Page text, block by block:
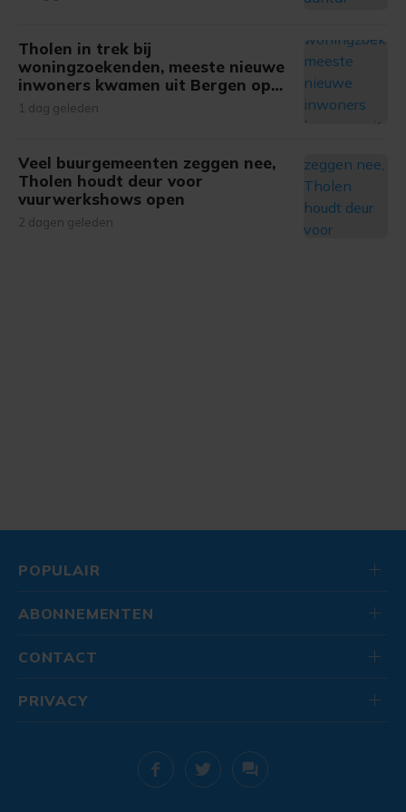
Tholen in trek bij
woningzoekenden, meeste nieuwe
inwoners kwamen uit Bergen op
Zoom
1 dag geleden
Veel buurgemeenten zeggen nee,
Tholen houdt deur voor
vuurwerkshows open
2 dagen geleden
POPULAIR
ABONNEMENTEN
CONTACT
PRIVACY